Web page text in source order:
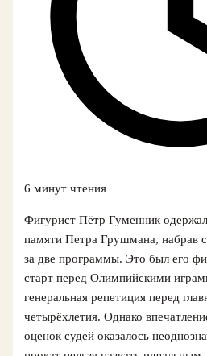
6 минут чтения
Фигурист Пётр Гуменник
памяти Петра Грушмана, набрав
за две программы. Это был его
старт перед Олимпийскими
генеральная репетиция перед
четырёхлетия. Однако
оценок судей оказалось